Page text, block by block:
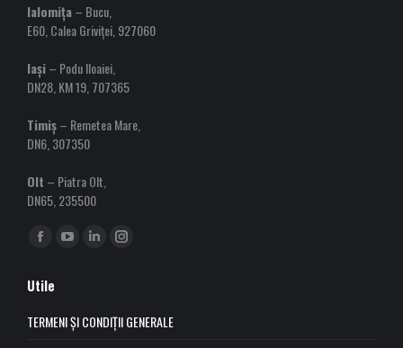
Ialomița– Bucu,
E60, Calea Griviței, 927060
Iași– Podu Iloaiei,
DN28, KM 19, 707365
Timiș– Remetea Mare,
DN6, 307350
Olt – Piatra Olt,
DN65, 235500
Find us on:
Facebook
opens
in
YouTube
in
Linkedin
in
Instagram
in
Utile
TERMENI ȘI CONDIȚII GENERALE